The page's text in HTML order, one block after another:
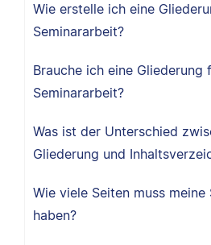
Wie erstelle ich eine
Seminararbeit?
Brauche ich eine Gliederung
Seminararbeit?
Was ist der Unterschied
Gliederung und
Wie viele Seiten muss meine
haben?